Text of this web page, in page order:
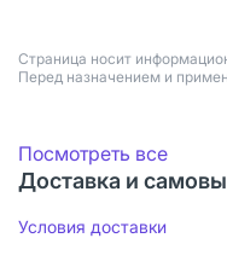
Страница носит
Перед назначением и
Посмотреть все
Доставка и
Условия доставки